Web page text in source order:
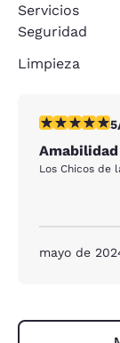
Servicios
Seguridad
Limpieza
calificación de
Los Chicos de
mayo de